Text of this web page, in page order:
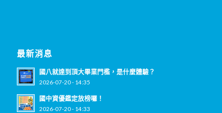
最新消息
國八就達到頂大畢業門檻，是什麼體驗？
2026-07-20 - 14:35
國中資優鑑定放榜囉！
2026-07-20 - 14:33